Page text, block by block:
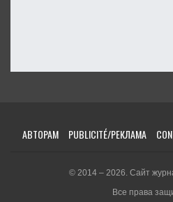
АВТОРАМ PUBLICITÉ/РЕКЛАМА
© 2014 – 2026. Сайт
Все права